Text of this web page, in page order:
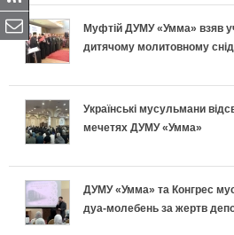
Муфтій ДУМУ «Умма» взяв
дитячому молитовному
Українські мусульмани
мечетях ДУМУ «Умма»
ДУМУ «Умма» та Конгрес
дуа-молебень за жертв